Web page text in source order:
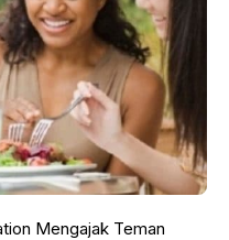
Mengajak Teman